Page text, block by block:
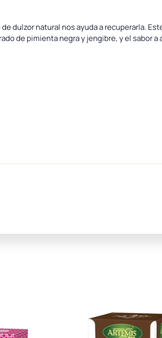
dulzor natural nos ayuda a recuperarla.
de pimienta negra y jengibre, y el sabor a